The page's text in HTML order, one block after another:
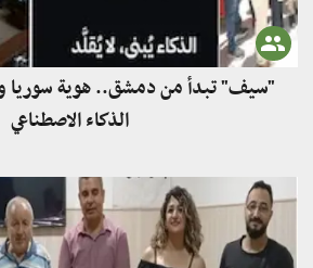
"سيف" تبدأ من دمشق.. هوية سوريا
الذكاء الاصطناعي